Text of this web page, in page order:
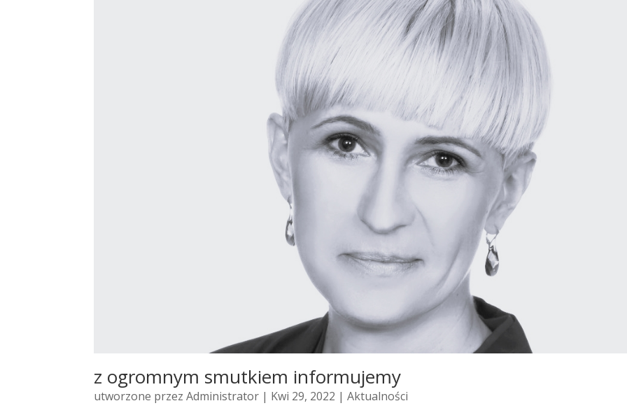
z ogromnym smutkiem informujemy
utworzone przezAdministrator | Kwi 29, 2022 |Aktualności